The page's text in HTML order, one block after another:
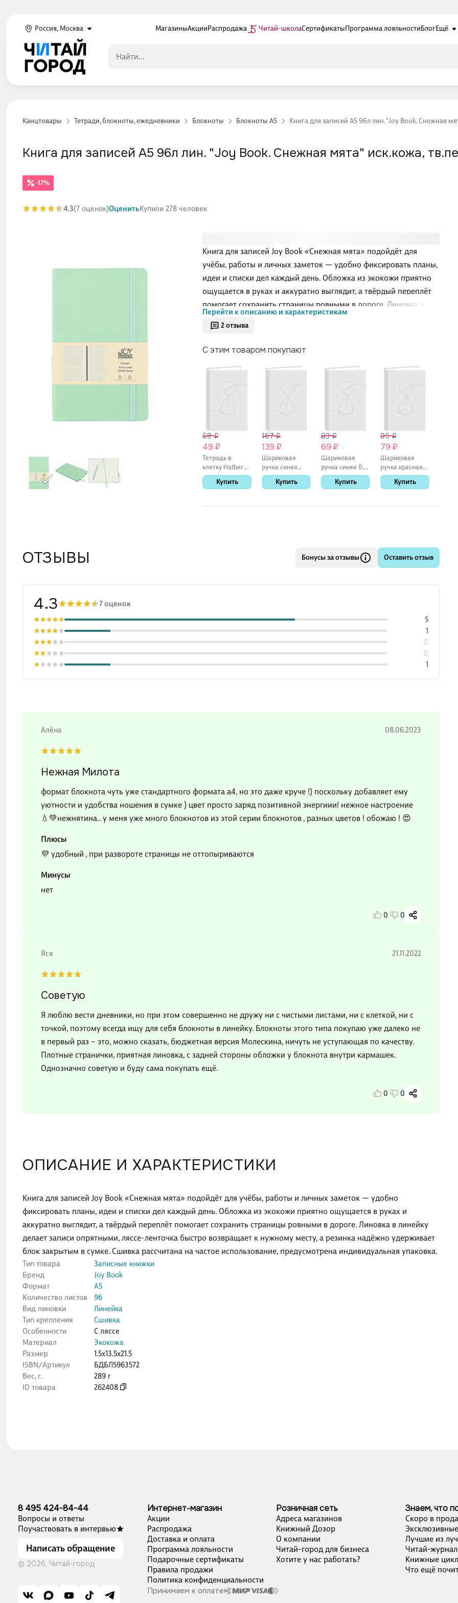
Россия, Москва МагазиныАкцииРаспродажа Читай-школаСертификатыПрограмма лояльностиБлогЕщё
Канцтовары Тетради, блокноты, ежедневники Блокноты Блокноты А5 Книга для записей А5 96л лин. "Joy Book. Снежная
2 отзыва
Книга для записей Joy Book «Снежная мята» подойдёт для
учёбы, работы и личных заметок — удобно фиксировать планы,
идеи и списки дел каждый день. Обложка из экокожи приятно
ощущается в руках и аккуратно выглядит, а твёрдый переплёт
помогает сохранить страницы ровными в дороге. Линовка в
линейку делает записи опрятными, ляссе-ленточка быстро
возвращает к нужному месту, а резинка надёжно удерживает
блок закрытым в сумке. Сшивка рассчитана на частое
использование, предусмотрена индивидуальная упаковка.
Перейти к описанию и характеристикам
С этим товаром покупают
59 ₽
49 ₽
Тетрадь в
клетку Hatber
«Зеленая» 24
листаКупить
167 ₽
139 ₽
Шариковая
ручка синяя
автоматическая
1 мм, K15,
Купить
83 ₽
69 ₽
Шариковая
ручка синяя 0,7
мм, My-Tech,
PensanКупить
95 ₽
79 ₽
Шариковая
ручка красная
автоматическая
0,5 мм, Element,
Купить
-17%
Книга для записей А5 96л лин. "Joy Book. Снежная мята" иск.кожа,
4.3(7 оценок)ОценитьКупили 278 человек
ОПИСАНИЕ И ХАРАКТЕРИСТИКИ
Книга для записей Joy Book «Снежная мята» подойдёт для учёбы, работы и личных заметок — удобно
фиксировать планы, идеи и списки дел каждый день. Обложка из экокожи приятно ощущается в руках и
аккуратно выглядит, а твёрдый переплёт помогает сохранить страницы ровными в дороге. Линовка в линейку
делает записи опрятными, ляссе-ленточка быстро возвращает к нужному месту, а резинка надёжно удерживает
блок закрытым в сумке. Сшивка рассчитана на частое использование, предусмотрена индивидуальная упаковка.
Тип товара
Записные книжки
Бренд
Joy Book
Формат
А5
Количество листов
96
Вид линовки
Линейка
Тип крепления
Сшивка
Особенности
С ляссе
Материал
Экокожа
Размер
1.5x13.5x21.5
ISBN/Артикул
БДБЛ5963572
Вес, г.
289 г
ID товара
262408
ОТЗЫВЫ Бонусы за отзывы Оставить отзыв
4.3 7 оценок
1
0
0
1
5
Алёна 08.06.2023
Нежная Милота
формат блокнота чуть уже стандартного формата а4, но это даже круче !) поскольку добавляет ему
уютности и удобства ношения в сумке ) цвет просто заряд позитивной энергиии! нежное настроение
💧💚нежнятина.. у меня уже много блокнотов из этой серии блокнотов , разных цветов ! обожаю ! 😍
Плюсы
💜 удобный , при развороте страницы не оттопыриваются
Минусы
нет
0 0
Яся 21.11.2022
Советую
Я люблю вести дневники, но при этом совершенно не дружу ни с чистыми листами, ни с клеткой, ни с
точкой, поэтому всегда ищу для себя блокноты в линейку. Блокноты этого типа покупаю уже далеко не
в первый раз – это, можно сказать, бюджетная версия Молескина, ничуть не уступающая по качеству.
Плотные странички, приятная линовка, с задней стороны обложки у блокнота внутри кармашек.
Однозначно советую и буду сама покупать ещё.
0 0
8 495 424-84-44
Вопросы и ответы
Поучаствовать в интервью
Написать обращение
© 2026, Читай-город
Интернет-магазин
Акции
Распродажа
Доставка и оплата
Программа лояльности
Подарочные сертификаты
Правила продажи
Политика конфиденциальности
Розничная сеть
Адреса магазинов
Книжный Дозор
О компании
Читай-город для бизнеса
Хотите у нас работать?
Знаем, что
Скоро в
Лучшие из
Читай-журнал
Книжные
Что ещё
Принимаем к оплате